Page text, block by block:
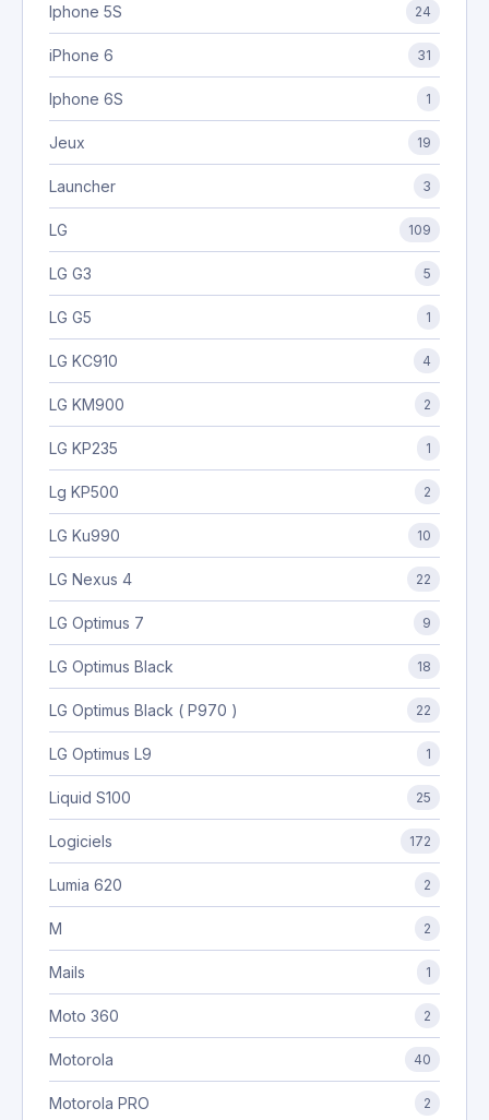
Iphone 5S 24
iPhone 6 31
Iphone 6S 1
Jeux 19
Launcher 3
LG 109
LG G3 5
LG G5 1
LG KC910 4
LG KM900 2
LG KP235 1
Lg KP500 2
LG Ku990 10
LG Nexus 4 22
LG Optimus 7 9
LG Optimus Black 18
LG Optimus Black ( P970 ) 22
LG Optimus L9 1
Liquid S100 25
Logiciels 172
Lumia 620 2
M 2
Mails 1
Moto 360 2
Motorola 40
Motorola PRO 2